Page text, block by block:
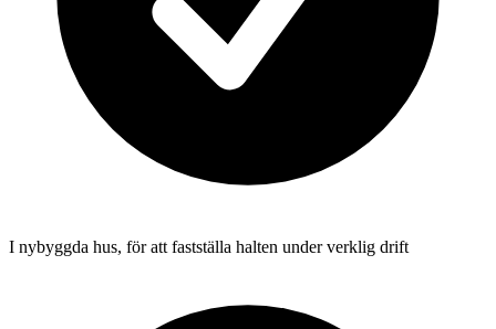
I nybyggda hus, för att fastställa halten under verklig drift